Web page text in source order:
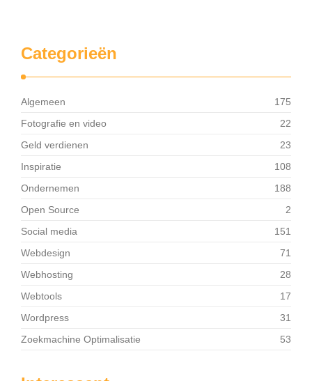
Categorieën
Algemeen
175
Fotografie en video
22
Geld verdienen
23
Inspiratie
108
Ondernemen
188
Open Source
2
Social media
151
Webdesign
71
Webhosting
28
Webtools
17
Wordpress
31
Zoekmachine Optimalisatie
53